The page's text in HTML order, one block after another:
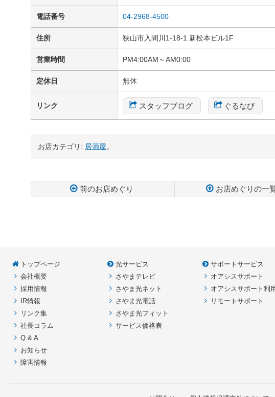
電話番号 04-2968-4500
住所 狭山市入間川1-18-1 新松本ビル1F
営業時間 PM4:00AM～AM0:00
定休日 無休
リンク スタッフブログ ぐるなび
お店カテゴリ: 居酒屋。
前のお店めぐり お店めぐりの一
文
の
先
頭
へ
へ
戻
る
トップページ
会社概要
採用情報
IR情報
リンク集
社長コラム
Q & A
お知らせ
障害情報
光サービス
さやまテレビ
さやま光ネット
さやま光電話
さやま光フィット
サービス価格表
サポートサービス
オアシスサポート
オアシスサポート利
リモートサポート